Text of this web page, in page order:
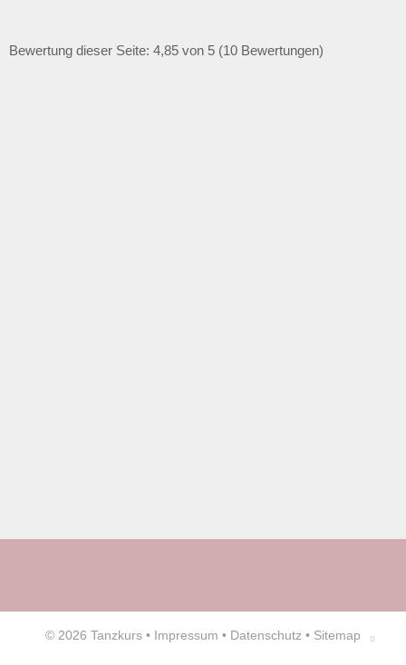
Bewertung dieser Seite: 4,85 von 5 (10 Bewertungen)
© 2026 Tanzkurs • Impressum • Datenschutz • Sitemap